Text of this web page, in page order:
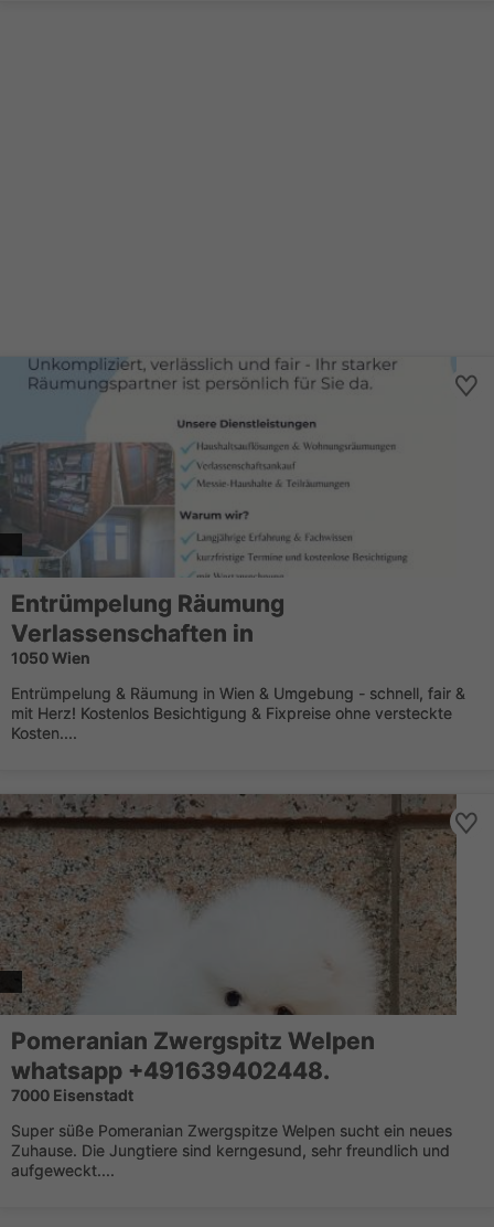
Entrümpelung Räumung
Verlassenschaften in
1050 Wien
Entrümpelung & Räumung in Wien & Umgebung - schnell, fair &
mit Herz! Kostenlos Besichtigung & Fixpreise ohne versteckte
Kosten....
Pomeranian Zwergspitz Welpen
whatsapp +491639402448.
7000 Eisenstadt
Super süße Pomeranian Zwergspitze Welpen sucht ein neues
Zuhause. Die Jungtiere sind kerngesund, sehr freundlich und
aufgeweckt....